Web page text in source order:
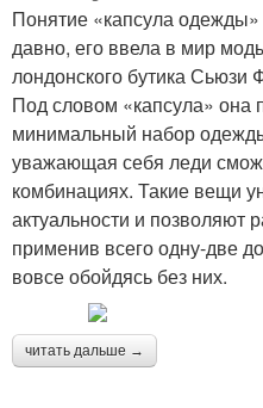
Понятие «капсула
давно, его ввела в мир
лондонского бутика Сьюзи
Под словом «капсула» она
минимальный набор
уважающая себя леди
комбинациях. Такие вещи
актуальности и позволяют
применив всего одну-две
вовсе обойдясь без них.
читать дальше →